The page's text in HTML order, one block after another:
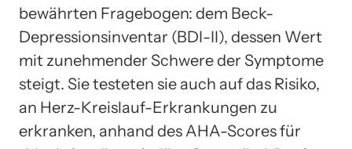
bewährten Fragebogen: dem Beck-
Depressionsinventar (BDI-II), dessen Wert
mit zunehmender Schwere der Symptome
steigt. Sie testeten sie auch auf das Risiko,
an Herz-Kreislauf-Erkrankungen zu
erkranken, anhand des AHA-Scores für